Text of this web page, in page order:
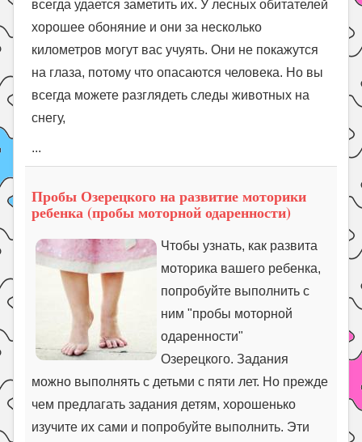
всегда удается заметить их. У лесных обитателей
хорошее обоняние и они за несколько
километров могут вас учуять. Они не покажутся
на глаза, потому что опасаются человека. Но вы
всегда можете разглядеть следы животных на
снегу,
...
Пробы Озерецкого на развитие моторики
ребенка (пробы моторной одаренности)
Чтобы узнать, как развита
моторика вашего ребенка,
попробуйте выполнить с
ним "пробы моторной
одаренности"
Озерецкого. Задания
можно выполнять с детьми с пяти лет. Но прежде
чем предлагать задания детям, хорошенько
изучите их сами и попробуйте выполнить. Эти